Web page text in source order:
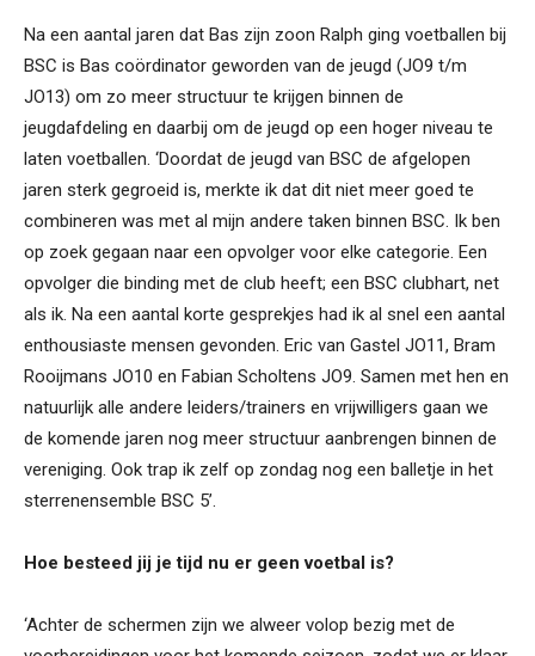
Na een aantal jaren dat Bas zijn zoon Ralph ging voetballen bij
BSC is Bas coördinator geworden van de jeugd (JO9 t/m
JO13) om zo meer structuur te krijgen binnen de
jeugdafdeling en daarbij om de jeugd op een hoger niveau te
laten voetballen. ‘Doordat de jeugd van BSC de afgelopen
jaren sterk gegroeid is, merkte ik dat dit niet meer goed te
combineren was met al mijn andere taken binnen BSC. Ik ben
op zoek gegaan naar een opvolger voor elke categorie. Een
opvolger die binding met de club heeft; een BSC clubhart, net
als ik. Na een aantal korte gesprekjes had ik al snel een aantal
enthousiaste mensen gevonden. Eric van Gastel JO11, Bram
Rooijmans JO10 en Fabian Scholtens JO9. Samen met hen en
natuurlijk alle andere leiders/trainers en vrijwilligers gaan we
de komende jaren nog meer structuur aanbrengen binnen de
vereniging. Ook trap ik zelf op zondag nog een balletje in het
sterrenensemble BSC 5’.
Hoe besteed jij je tijd nu er geen voetbal is?
‘Achter de schermen zijn we alweer volop bezig met de